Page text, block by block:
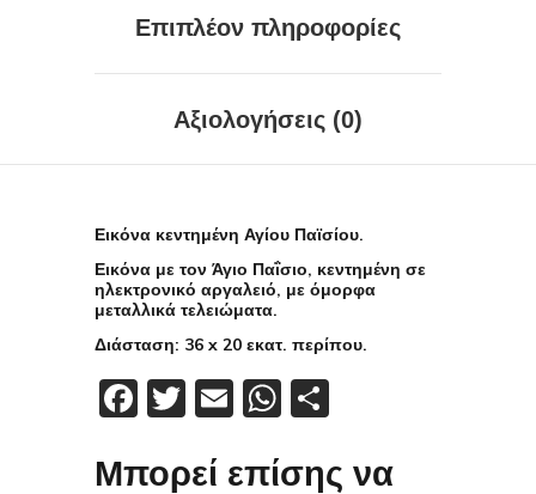
Επιπλέον πληροφορίες
Αξιολογήσεις (0)
Εικόνα κεντημένη Αγίου Παϊσίου.
Εικόνα με τον Άγιο Παΐσιο, κεντημένη σε
ηλεκτρονικό αργαλειό, με όμορφα
μεταλλικά τελειώματα.
Διάσταση: 36 x 20 εκατ. περίπου.
Facebook
Twitter
EmailWhatsApp
Μπορεί επίσης να